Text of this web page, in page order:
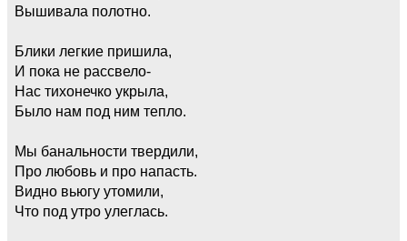
Вышивала полотно.
Блики легкие пришила,
И пока не рассвело-
Нас тихонечко укрыла,
Было нам под ним тепло.
Мы банальности твердили,
Про любовь и про напасть.
Видно вьюгу утомили,
Что под утро улеглась.